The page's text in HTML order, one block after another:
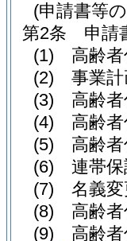
(申請書等
第2条
申請
(1)
高齢
(2)
事業
(3)
高齢
(4)
高齢
(5)
高齢
(6)
連帯
(7)
名義
(8)
高齢
(9)
高齢